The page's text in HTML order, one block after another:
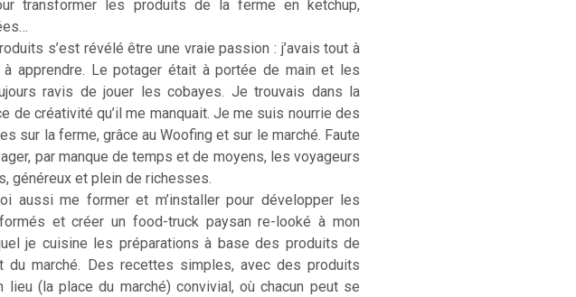
transformer les produits de la ferme en ketchup,
s’est révélé être une vraie passion : j’avais tout à
à apprendre. Le potager était à portée de main et les
ravis de jouer les cobayes. Je trouvais dans la
de créativité qu’il me manquait. Je me suis nourrie des
sur la ferme, grâce au Woofing et sur le marché. Faute
par manque de temps et de moyens, les voyageurs
généreux et plein de richesses.
aussi me former et m’installer pour développer les
et créer un food-truck paysan re-looké à mon
je cuisine les préparations à base des produits de
du marché. Des recettes simples, avec des produits
lieu (la place du marché) convivial, où chacun peut se